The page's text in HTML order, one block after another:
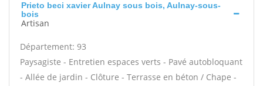
Prieto beci xavier Aulnay sous bois, Aulnay-sous-
bois
Artisan
Département: 93
Paysagiste - Entretien espaces verts - Pavé autobloquant
- Allée de jardin - Clôture - Terrasse en béton / Chape -